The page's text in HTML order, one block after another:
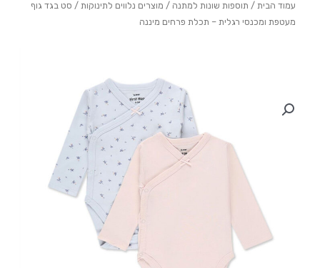
עמוד הבית / תוספות שונות למתנה / מוצרים נלווים לתינוקות / סט בגד גוף
מעטפת ומכנסי רגלית – תכלת פרחים מיננה